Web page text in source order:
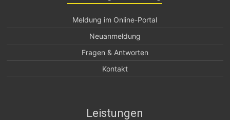
Meldung im Online-Portal
Neuanmeldung
Fragen & Antworten
Kontakt
Leistungen